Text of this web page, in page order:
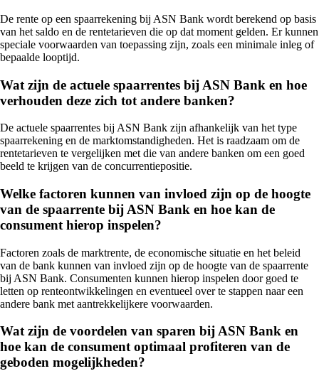
De rente op een spaarrekening bij ASN Bank wordt berekend op basis
van het saldo en de rentetarieven die op dat moment gelden. Er kunnen
speciale voorwaarden van toepassing zijn, zoals een minimale inleg of
bepaalde looptijd.
Wat zijn de actuele spaarrentes bij ASN Bank en hoe
verhouden deze zich tot andere banken?
De actuele spaarrentes bij ASN Bank zijn afhankelijk van het type
spaarrekening en de marktomstandigheden. Het is raadzaam om de
rentetarieven te vergelijken met die van andere banken om een goed
beeld te krijgen van de concurrentiepositie.
Welke factoren kunnen van invloed zijn op de hoogte
van de spaarrente bij ASN Bank en hoe kan de
consument hierop inspelen?
Factoren zoals de marktrente, de economische situatie en het beleid
van de bank kunnen van invloed zijn op de hoogte van de spaarrente
bij ASN Bank. Consumenten kunnen hierop inspelen door goed te
letten op renteontwikkelingen en eventueel over te stappen naar een
andere bank met aantrekkelijkere voorwaarden.
Wat zijn de voordelen van sparen bij ASN Bank en
hoe kan de consument optimaal profiteren van de
geboden mogelijkheden?